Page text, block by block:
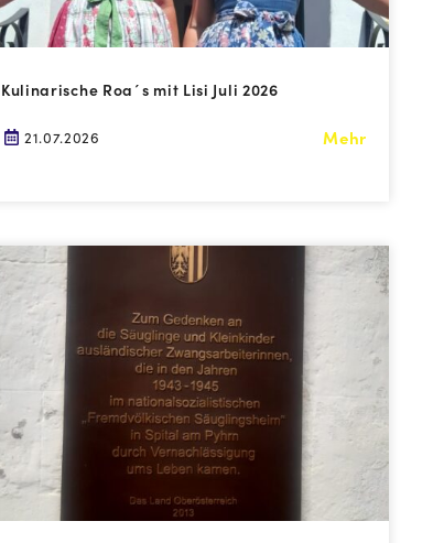
Kulinarische Roa´s mit Lisi Juli 2026
21.07.2026 Mehr